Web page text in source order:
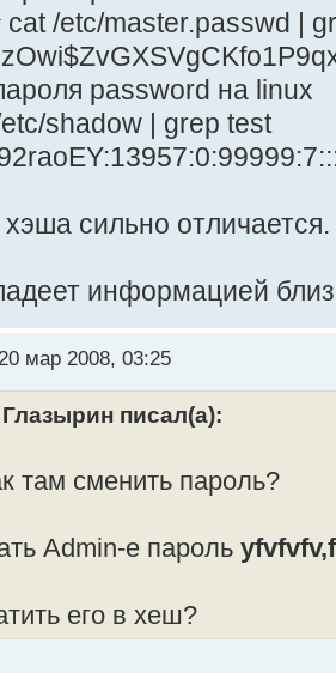
/etc/master.passwd |
password на linux
shadow | grep test
сильно отличается.
информацией
мар 2008, 03:25
писал(а):
там сменить пароль?
Admin-e пароль
его в хеш?